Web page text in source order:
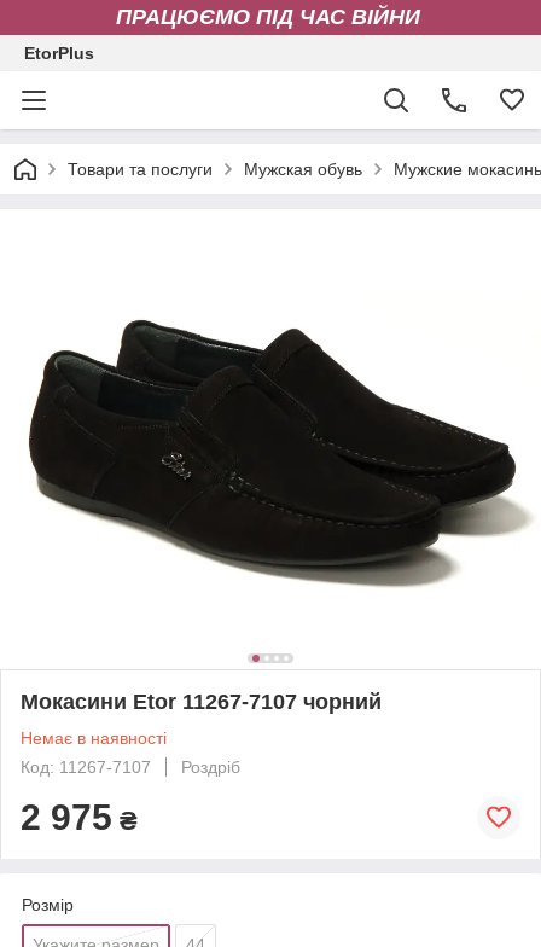
ПРАЦЮЄМО ПІД ЧАС ВІЙНИ
EtorPlus
Товари та послуги Мужская обувь Мужские
Мокасини Etor 11267-7107 чорний
Немає в наявності
Код: 11267-7107
Роздріб
2 975 ₴
Розмір